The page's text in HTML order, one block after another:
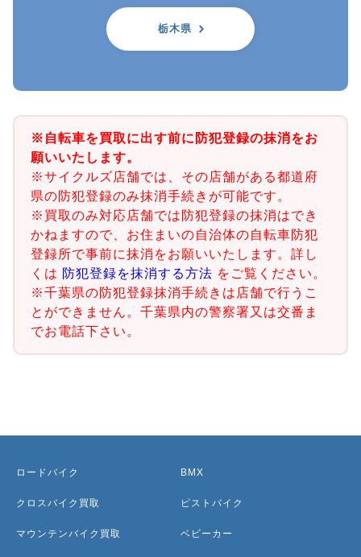
栃木県
※自転車を買取に出す前に防犯登録の抹消をお
願いいたします。
※サイクルズ店舗では、その店舗がある都道府
県の防犯登録のみ抹消手続きが可能です。
※買取のみ対応店舗では防犯登録の抹消はでき
かねますので、お住まいの自治体の自転車防犯
登録所で事前に抹消をお願いいたします。詳し
くは 防犯登録を抹消する方法 をご覧ください。
※千葉県の防犯登録抹消手続きは店舗で行うこ
とができません。千葉県内の警察署又は交番ま
でお電話下さい。
ロードバイク
クロスバイク買取
マウンテンバイク買取
BMX
ピストバイク
ベビーカー